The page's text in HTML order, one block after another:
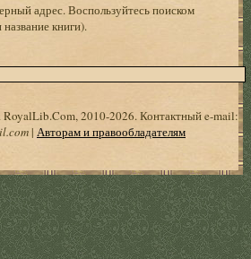
адрес. Воспользуйтесь поиском
книги).
RoyalLib.Com, 2010-2026. Контактный e-mail:
| Авторам и правообладателям